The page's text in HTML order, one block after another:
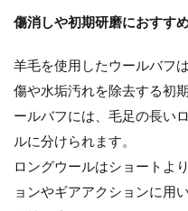
傷消しや初期研磨におすす
羊毛を使用したウールバフ
傷や水垢汚れを除去する初
ールバフには、毛足の長い
ルに分けられます。
ロングウールはショートよ
ョンやギアアクションに用